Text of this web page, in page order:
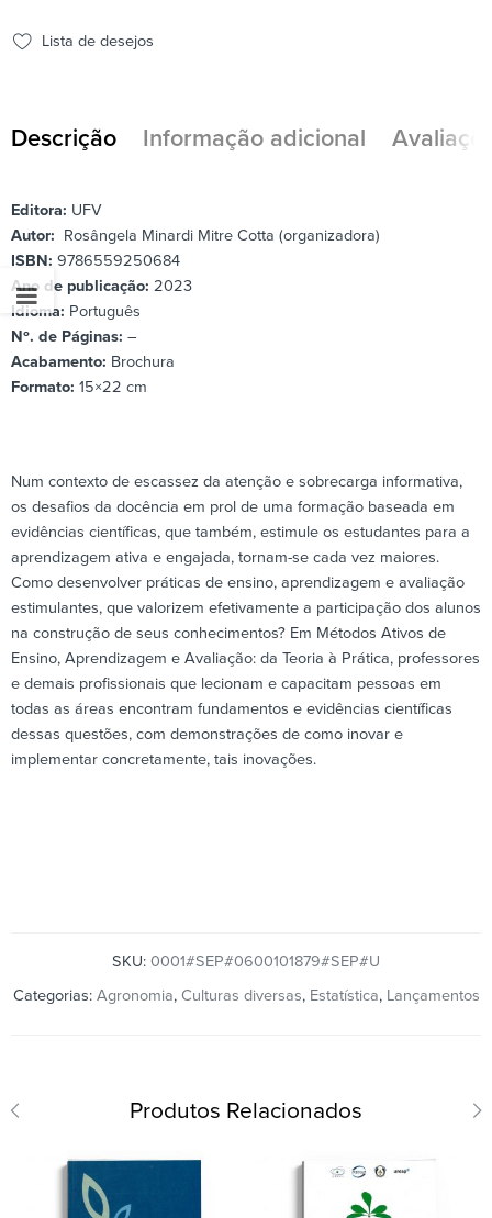
Lista de desejos
Descrição Informação adicional
Editora: UFV
Autor: Rosângela Minardi Mitre Cotta (organizadora)
ISBN: 9786559250684
Ano de publicação: 2023
Idioma: Português
Nº. de Páginas: –
Acabamento: Brochura
Formato: 15×22 cm
Num contexto de escassez da atenção e sobrecarga informativa,
os desafios da docência em prol de uma formação baseada em
evidências científicas, que também, estimule os estudantes para a
aprendizagem ativa e engajada, tornam-se cada vez maiores.
Como desenvolver práticas de ensino, aprendizagem e avaliação
estimulantes, que valorizem efetivamente a participação dos alunos
na construção de seus conhecimentos? Em Métodos Ativos de
Ensino, Aprendizagem e Avaliação: da Teoria à Prática, professores
e demais profissionais que lecionam e capacitam pessoas em
todas as áreas encontram fundamentos e evidências científicas
dessas questões, com demonstrações de como inovar e
implementar concretamente, tais inovações.
SKU: 0001#SEP#0600101879#SEP#U
Categorias: Agronomia, Culturas diversas, Estatística, Lançamentos
Produtos Relacionados